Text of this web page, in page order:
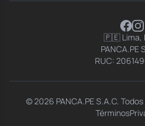
🇵🇪 Lima,
PANCA.PE
RUC:
© 2026 PANCA.PE S.A.C.
Términos